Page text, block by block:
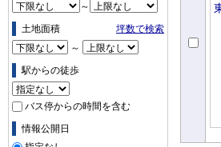
～
土地面積
坪数で検索
～
駅からの徒歩
バス停からの時間を含む
情報公開日